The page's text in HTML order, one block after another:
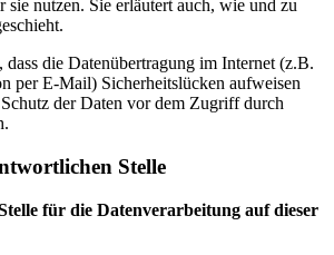
nutzen. Sie erläutert auch, wie und zu
die Datenübertragung im Internet (z.B.
per E-Mail) Sicherheitslücken aufweisen
der Daten vor dem Zugriff durch
Stelle
für die Datenverarbeitung auf dieser